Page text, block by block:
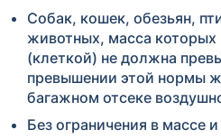
Собак, кошек, обезьян,
животных, масса которых
(клеткой) не должна
превышении этой нормы
багажном отсеке
Без ограничения в массе